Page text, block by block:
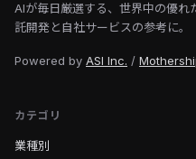
AIが毎日厳選する、世界中の優れ
託開発と自社サービスの参考に。
Powered by ASI Inc. /
カテゴリ
業種別